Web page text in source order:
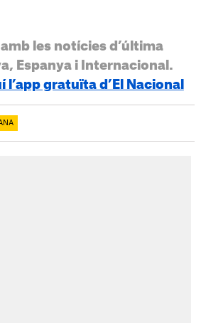
les notícies d’última
Espanya i Internacional.
l’app gratuïta d’El Nacional